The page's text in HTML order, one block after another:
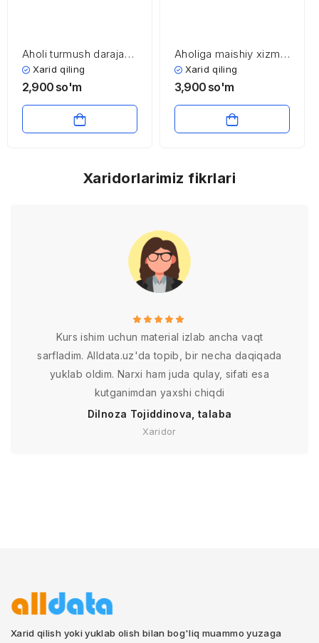
Aholi turmush darajasi
va uning asosiy
indikatorlari
Xarid qiling
2,900 so'm
Aholiga maishiy xizmat
ko’rsatish sohasining
iqtisodiyoti va
Xarid qiling
3,900 so'm
Xaridorlarimiz fikrlari
Kurs ishim uchun material izlab ancha vaqt
sarfladim. Alldata.uz'da topib, bir necha daqiqada
yuklab oldim. Narxi ham juda qulay, sifati esa
kutganimdan yaxshi chiqdi
Dilnoza Tojiddinova, talaba
Xaridor
Xarid qilish yoki yuklab olish bilan bog'liq muammo yuzaga